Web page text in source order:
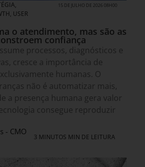
,
, USER
15 DE JULHO DE 2026 08H00
o atendimento, mas são as
confiança
processos, diagnósticos e
cresce a importância de
humanas. O
não é automatizar mais,
a presença humana gera valor
consegue reproduzir
- CMO
3 MINUTOS MIN DE LEITURA